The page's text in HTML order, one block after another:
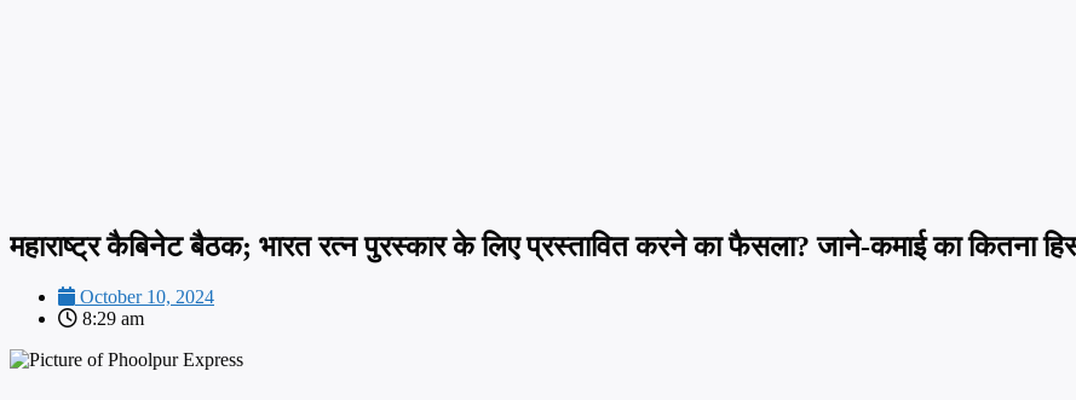
महाराष्ट्र कैबिनेट बैठक; भारत रत्न पुरस्कार के लिए प्रस्तावित करने का फैसला? जाने-कमाई का कितना
October 10, 2024
8:29 am